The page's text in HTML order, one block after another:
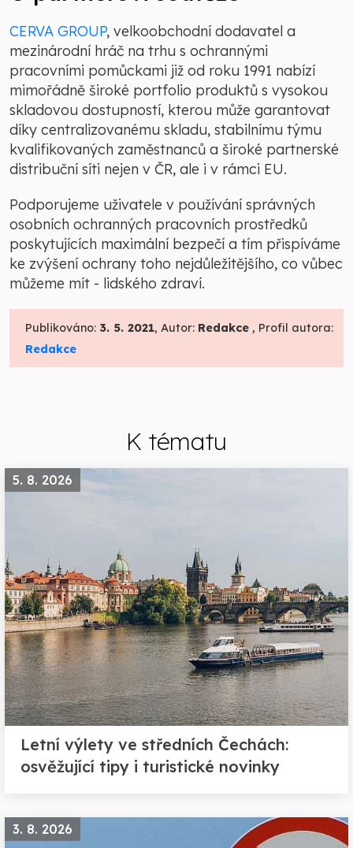
CERVA GROUP, velkoobchodní dodavatel a
mezinárodní hráč na trhu s ochrannými
pracovními pomůckami již od roku 1991 nabízí
mimořádně široké portfolio produktů s vysokou
skladovou dostupností, kterou může garantovat
díky centralizovanému skladu, stabilnímu týmu
kvalifikovaných zaměstnanců a široké partnerské
distribuční síti nejen v ČR, ale i v rámci EU.
Podporujeme uživatele v používání správných
osobních ochranných pracovních prostředků
poskytujících maximální bezpečí a tím přispíváme
ke zvýšení ochrany toho nejdůležitějšího, co vůbec
můžeme mít - lidského zdraví.
Publikováno: 3. 5. 2021, Autor: Redakce , Profil autora:
Redakce
K tématu
5. 8. 2026
Letní výlety ve středních Čechách:
osvěžující tipy i turistické novinky
3. 8. 2026